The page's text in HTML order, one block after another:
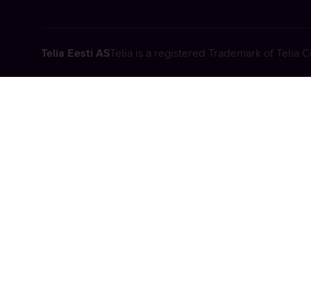
Telia Eesti ASTelia is a registered Trademark of Telia